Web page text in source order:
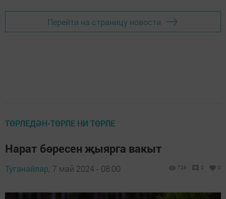
Перейти на страницу новости
ТӨРЛЕДӘН-ТӨРЛЕ НИ ТӨРЛЕ
Нарат бөресен җыярга вакыт
Туганайлар, 7 май 2024 - 08:00 728 0 0